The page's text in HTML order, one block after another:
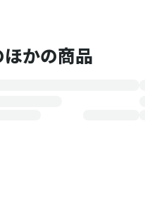
かの商品